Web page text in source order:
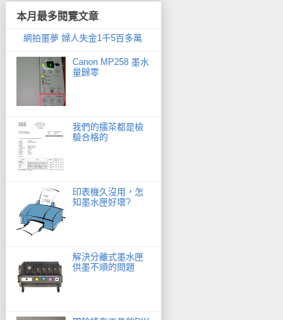
本月最多閱覽文章
網拍噩夢 婦人失金1千5百多萬
Canon MP258 墨水
量歸零
我們的擂茶都是檢
驗合格的
印表機久沒用，怎
知墨水匣好壞?
解決分離式墨水匣
供墨不順的問題